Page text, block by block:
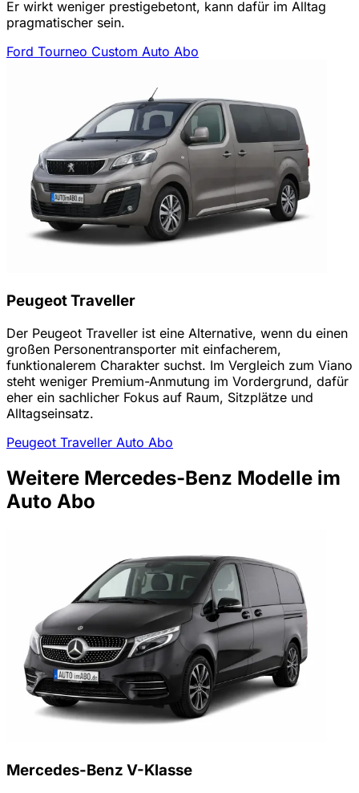
Er wirkt weniger prestigebetont, kann dafür im Alltag
pragmatischer sein.
Ford Tourneo Custom Auto Abo
Peugeot Traveller
Der Peugeot Traveller ist eine Alternative, wenn du einen
großen Personentransporter mit einfacherem,
funktionalerem Charakter suchst. Im Vergleich zum Viano
steht weniger Premium-Anmutung im Vordergrund, dafür
eher ein sachlicher Fokus auf Raum, Sitzplätze und
Alltagseinsatz.
Peugeot Traveller Auto Abo
Weitere Mercedes-Benz Modelle im
Auto Abo
Mercedes-Benz V-Klasse